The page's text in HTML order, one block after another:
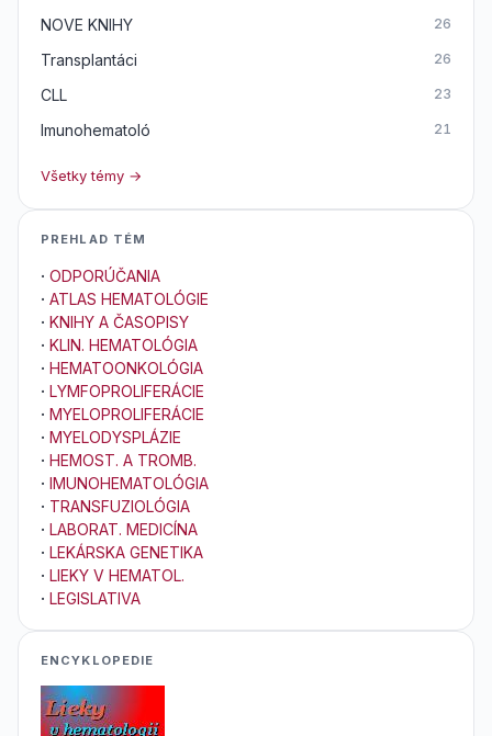
NOVE KNIHY 26
Transplantáci 26
CLL 23
Imunohematoló 21
Všetky témy →
PREHLAD TÉM
· ODPORÚČANIA
· ATLAS HEMATOLÓGIE
· KNIHY A ČASOPISY
· KLIN. HEMATOLÓGIA
· HEMATOONKOLÓGIA
· LYMFOPROLIFERÁCIE
· MYELOPROLIFERÁCIE
· MYELODYSPLÁZIE
· HEMOST. A TROMB.
· IMUNOHEMATOLÓGIA
· TRANSFUZIOLÓGIA
· LABORAT. MEDICÍNA
· LEKÁRSKA GENETIKA
· LIEKY V HEMATOL.
· LEGISLATIVA
ENCYKLOPEDIE